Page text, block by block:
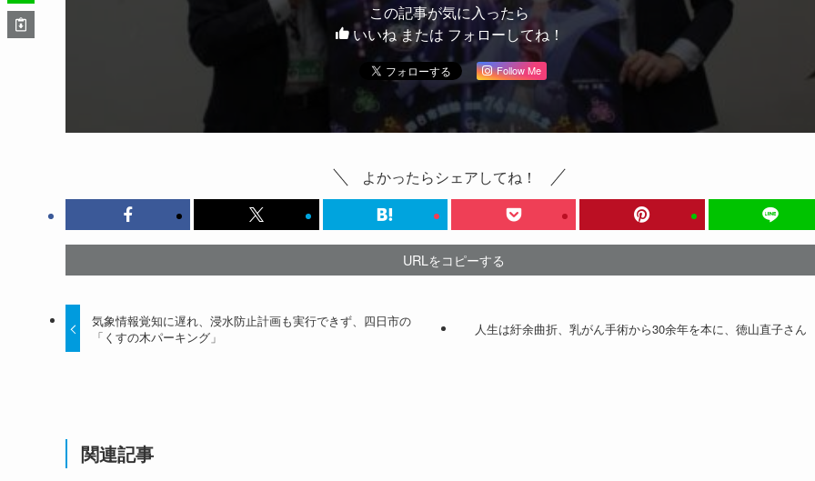
この記事が気に入ったら
いいね または フォローしてね！
Follow Me
よかったらシェアしてね！
URLをコピーする
気象情報覚知に遅れ、浸水防止計画も実行できず、四日市の
「くすの木パーキング」
人生は紆余曲折、乳がん手術から30余年を本に、徳山直子さん
関連記事